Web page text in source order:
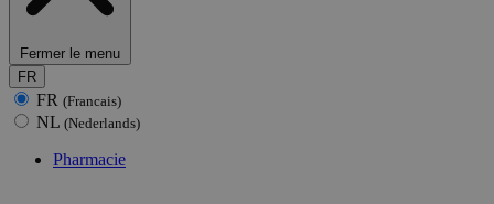
Fermer le menu
FR
FR (Francais)
NL (Nederlands)
Pharmacie